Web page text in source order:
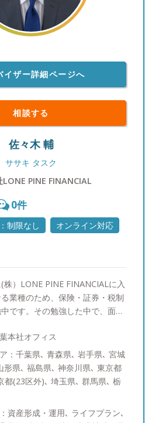
イザー詳細ページへ
相談する
佐々木 輔
ササキ タスク
LONE PINE FINANCIAL
0件
制限なし
オンライン対応
株）LONE PINE FINANCIALに入
業種のため、保険・証券・税制
です。その勉強した中で、面白
実感してもらえるようお伝えし
す。 【以下のようなことを感
、是非一度ご相談ください】 ・
ばしにしてしまっている ・貯蓄
かなか上手く貯められない ・
しれないお金の金額が分からな
理に苦手意識がある ・そもそ
本社オフィス
：千葉県､ 青森県､ 岩手県､ 宮城
形県､ 福島県､ 神奈川県､ 東京都
都(23区外)､ 埼玉県､ 群馬県､ 栃
資産形成・運用､ ライフプラン､